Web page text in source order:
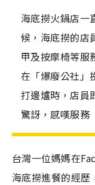
海底撈火鍋店一
候，海底撈的店
甲及按摩椅等服
在「爆廢公社」
打邊爐時，店員
驚訝，感嘆服務
台灣一位媽媽在
海底撈進餐的經